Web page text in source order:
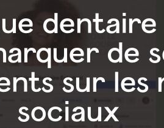
dentaire
de
sur les
sociaux